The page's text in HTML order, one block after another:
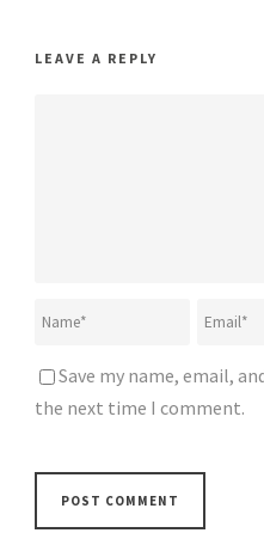
LEAVE A REPLY
Save my name, email,
the next time I comment.